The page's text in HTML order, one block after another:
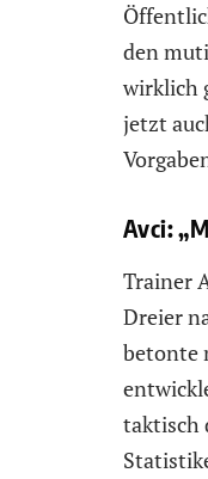
den
wirklich
jetzt
Avci:
Trainer
Dreier
betonte
taktisch